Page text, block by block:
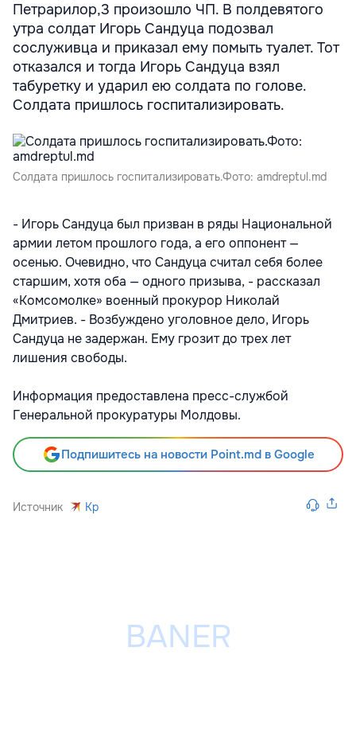
Петрарилор,3 произошло ЧП. В полдевятого
утра солдат Игорь Сандуца подозвал
сослуживца и приказал ему помыть туалет. Тот
отказался и тогда Игорь Сандуца взял
табуретку и ударил ею солдата по голове.
Солдата пришлось госпитализировать.
Солдата пришлось госпитализировать.Фото: amdreptul.md
- Игорь Сандуца был призван в ряды Национальной
армии летом прошлого года, а его оппонент —
осенью. Очевидно, что Сандуца считал себя более
старшим, хотя оба — одного призыва, - рассказал
«Комсомолке» военный прокурор Николай
Дмитриев. - Возбуждено уголовное дело, Игорь
Сандуца не задержан. Ему грозит до трех лет
лишения свободы.
Информация предоставлена пресс-службой
Генеральной прокуратуры Молдовы.
Подпишитесь на новости Point.md в Google
Источник Kp